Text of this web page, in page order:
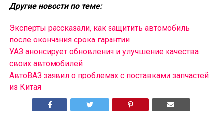
Другие новости по теме:
Эксперты рассказали, как защитить автомобиль
после окончания срока гарантии
УАЗ анонсирует обновления и улучшение качества
своих автомобилей
АвтоВАЗ заявил о проблемах с поставками запчастей
из Китая